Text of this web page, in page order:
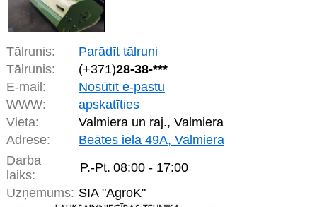
Tālrunis:
Parādīt tālruni
Tālrunis:
(+371)28-38-***
E-mail:
Nosūtīt e-pastu
WWW:
apskatīties
Vieta:
Valmiera un raj., Valmiera
Adrese:
Beātes iela 49A, Valmiera
Darba
laiks:
P.-Pt. 08:00 - 17:00
Uzņēmums: SIA "AgroK"